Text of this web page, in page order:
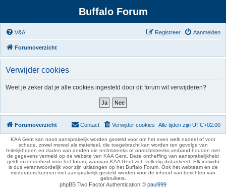
Buffalo Forum
V&A Aanmelden
Registreer
Forumoverzicht
Verwijder cookies
Weet je zeker dat je alle cookies ingesteld door dit forum wil verwijderen?
Forumoverzicht Alle tijden zijn UTC+02:00
Verwijder cookies
Contact
KAA Gent kan nooit aansprakelijk worden gesteld voor om het even welk nadeel of voor
schade, zowel moreel als materieel, die toegebracht kan worden ten gevolge van
feitelijkheden en daden van derden die rechtstreeks of onrechtstreeks verband houden met
de gegevens vermeld op de website van KAA Gent. Deze ontheffing van aansprakelijkheid
geldt inzonderheid voor het forum, waarvan KAA Gent zich volledig distantieert. Elk individu
is dus verantwoordelijk voor zijn uitlatingen op het Buffalo Forum. Ook het webteam en de
moderators kunnen niet aansprakelijk gesteld worden voor de inhoud van berichten van
gebruikers.
phpBB Two Factor Authentication © paul999